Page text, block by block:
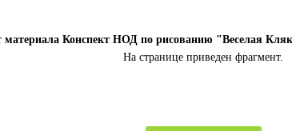
материала Конспект НОД по рисованию "Веселая
На странице приведен фрагмент.